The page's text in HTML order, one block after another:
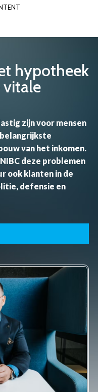
hypotheek
vitale
zijn voor mensen
van het inkomen.
deze problemen
ook klanten in de
defensie en